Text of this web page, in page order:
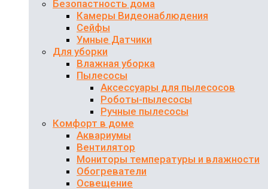
Безопастность дома
Камеры Видеонаблюдения
Сейфы
Умные Датчики
Для уборки
Влажная уборка
Пылесосы
Аксессуары для пылесосов
Роботы-пылесосы
Ручные пылесосы
Комфорт в доме
Аквариумы
Вентилятор
Мониторы температуры и влажности
Обогреватели
Освещение